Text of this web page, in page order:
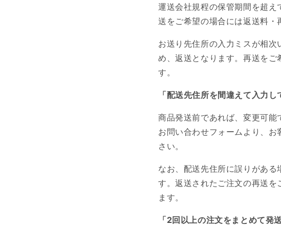
運送会社規程の保管期間を超
送をご希望の場合には返送料・
お送り先住所の入力ミスが相
め、返送となります。 再送をご
す。
「配送先住所を間違えて入力し
商品発送前であれば、変更可能
お問い合わせフォームより、
さい。
なお、配送先住所に誤りがあ
す。返送されたご注文の再送を
ます。
「2回以上の注文をまとめて発